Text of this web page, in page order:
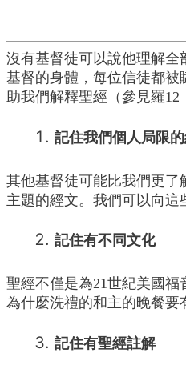
沒有基督徒可以說他理解
基督的身體，每位信徒都
助我們解釋聖經（參見羅12
記住我們個人局限
其他基督徒可能比我們更
主題的經文。我們可以向這
記住有不同文化
聖經不僅是為21世紀美國
為什麼洗禮的和主的晚餐要
記住有聖經註解